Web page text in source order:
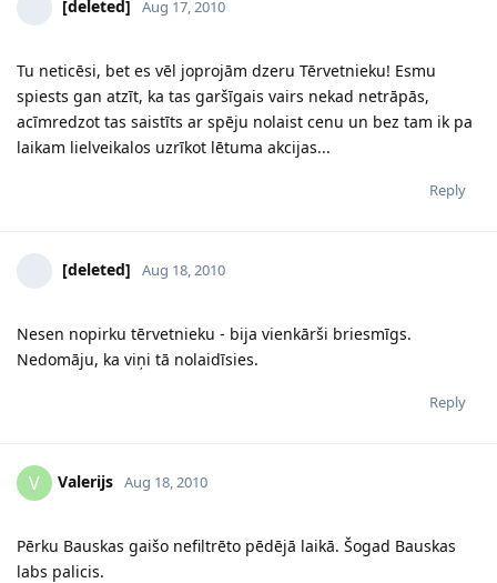
[deleted] Aug 17, 2010
Tu neticēsi, bet es vēl joprojām dzeru Tērvetnieku! Esmu
spiests gan atzīt, ka tas garšīgais vairs nekad netrāpās,
acīmredzot tas saistīts ar spēju nolaist cenu un bez tam ik pa
laikam lielveikalos uzrīkot lētuma akcijas...
Reply
[deleted] Aug 18, 2010
Nesen nopirku tērvetnieku - bija vienkārši briesmīgs.
Nedomāju, ka viņi tā nolaidīsies.
Reply
V Valerijs Aug 18, 2010
Pērku Bauskas gaišo nefiltrēto pēdējā laikā. Šogad Bauskas
labs palicis.